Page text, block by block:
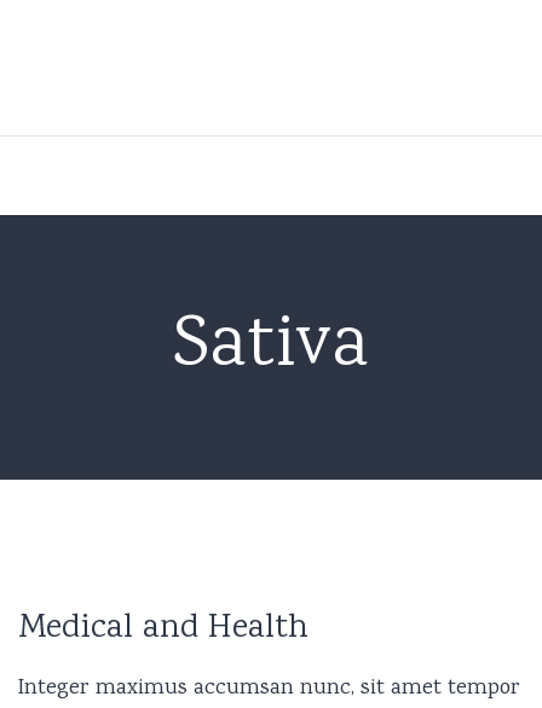
EUGMP Environment
Sativa
Medical and Health
Integer maximus accumsan nunc, sit amet tempor